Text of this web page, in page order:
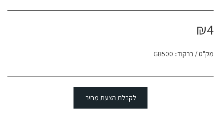
₪4
מק"ט / ברקוד:: GB500
לקבלת הצעת מחיר